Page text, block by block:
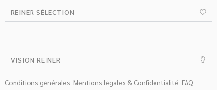
REINER SÉLECTION
VISION REINER
Conditions générales Mentions légales & Confidentialité FAQ